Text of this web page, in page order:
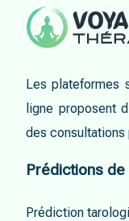
Les plateformes
ligne proposent
des consultations
Prédictions de
Prédiction